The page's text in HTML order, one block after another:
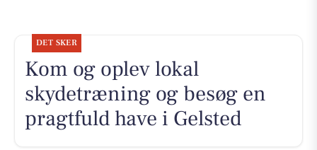
DET SKER
Kom og oplev lokal
skydetræning og besøg en
pragtfuld have i Gelsted